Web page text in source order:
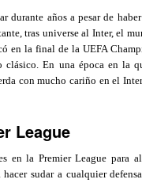
durante años a pesar de
tras universe al Inter, el
en la final de la UEFA
clásico. En una época en la
con mucho cariño en el
League
en la Premier League para
sudar a cualquier